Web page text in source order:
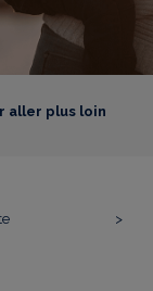
aller plus loin
>